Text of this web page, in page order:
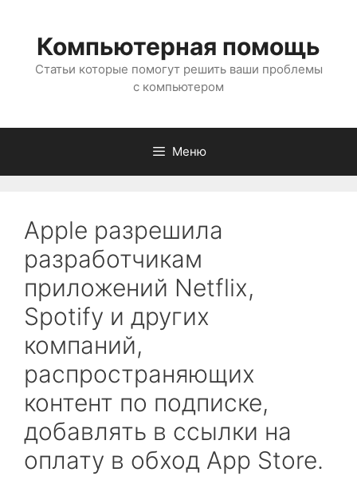
содержимому
Компьютерная помощь
Статьи которые помогут решить ваши проблемы
с компьютером
Меню
Apple разрешила
разработчикам
приложений Netflix,
Spotify и других
компаний,
распространяющих
контент по подписке,
добавлять в ссылки на
оплату в обход App Store.